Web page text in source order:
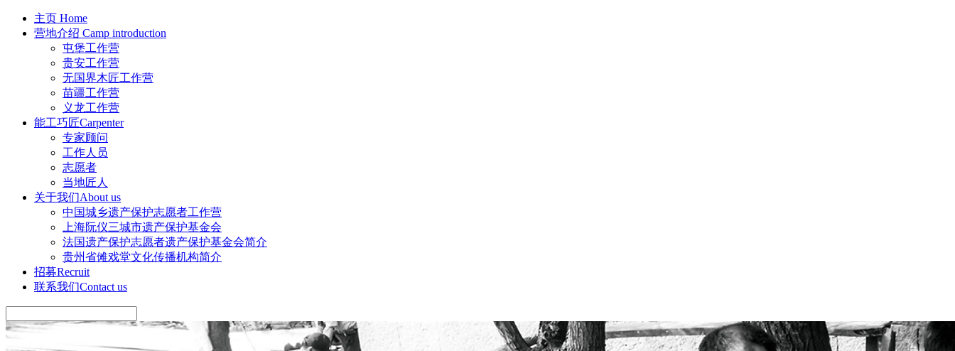
主页 Home
营地介绍 Camp introduction
屯堡工作营
贵安工作营
无国界木匠工作营
苗疆工作营
义龙工作营
能工巧匠Carpenter
专家顾问
工作人员
志愿者
当地匠人
关于我们About us
中国城乡遗产保护志愿者工作营
上海阮仪三城市遗产保护基金会
法国遗产保护志愿者遗产保护基金会简介
贵州省傩戏堂文化传播机构简介
招募Recruit
联系我们Contact us